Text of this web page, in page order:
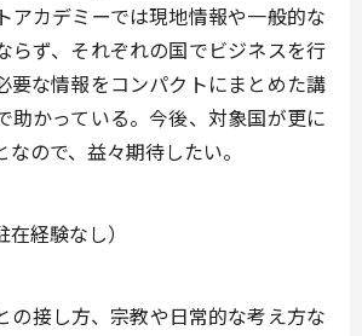
アカデミーでは現地情報や一般的な
らず、それぞれの国でビジネスを行
要な情報をコンパクトにまとめた講
助かっている。今後、対象国が更に
ので、益々期待したい。
経験なし）
の接し方、宗教や日常的な考え方な